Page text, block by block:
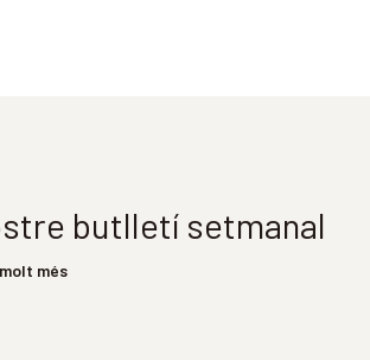
butlletí setmanal
més